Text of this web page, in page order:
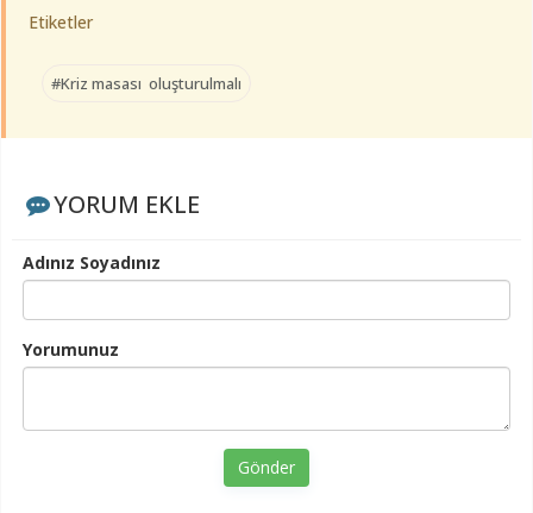
Etiketler
#Kriz masası oluşturulmalı
YORUM EKLE
Adınız Soyadınız
Yorumunuz
Gönder